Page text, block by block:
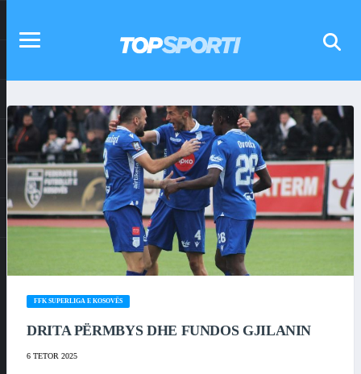
FFK SUPERLIGA E KOSOVËS
DRITA PËRMBYS DHE FUNDOS GJILANIN
6 TETOR 2025